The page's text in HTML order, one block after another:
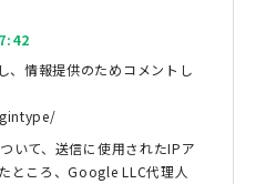
、情報提供のためコメントし
いて、送信に使用されたIPア
ところ、Google LLC代理人